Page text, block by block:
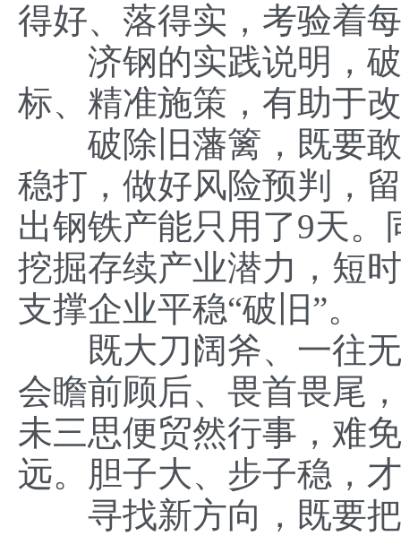
得好、落得实，考验着
济钢的实践说明，破
标、精准施策，有助于
破除旧藩篱，既要敢
稳打，做好风险预判，
出钢铁产能只用了9天
挖掘存续产业潜力，短
支撑企业平稳“破旧”。
既大刀阔斧、一往无
会瞻前顾后、畏首畏尾
未三思便贸然行事，难
远。胆子大、步子稳，
寻找新方向，既要把